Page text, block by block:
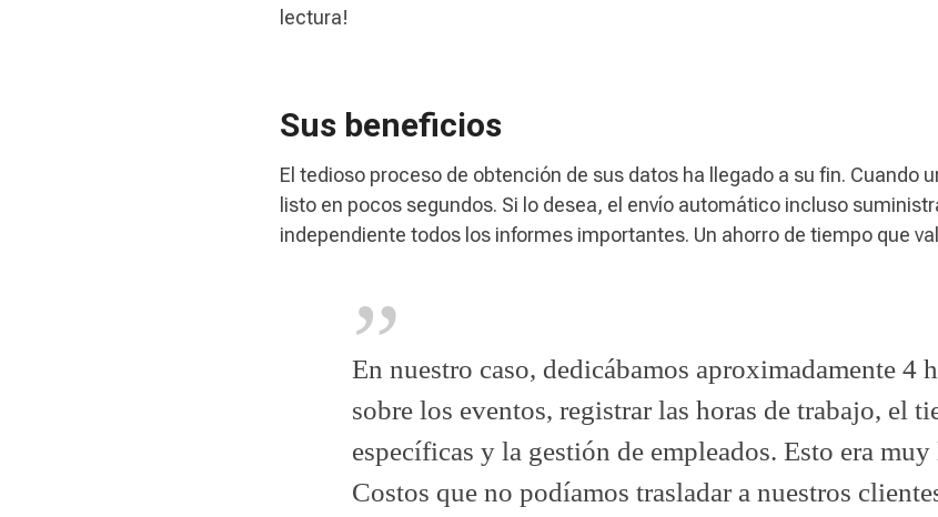
lectura!
Sus beneficios
El tedioso proceso de obtención de sus datos ha llegado a su fin. Cuando
listo en pocos segundos. Si lo desea, el envío automático incluso
independiente todos los informes importantes. Un ahorro de tiempo que
En nuestro caso, dedicábamos aproximadamente 4
sobre los eventos, registrar las horas de trabajo, el
específicas y la gestión de empleados. Esto era
Costos que no podíamos trasladar a nuestros